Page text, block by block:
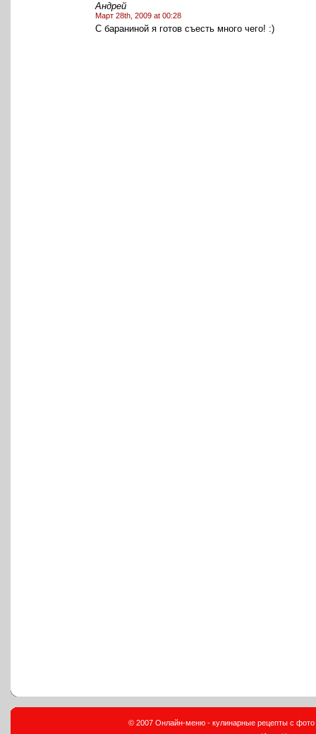
Андрей
Март 28th, 2009 at 00:28
С бараниной я готов съесть много чего! :)
© 2007 Онлайн-меню - кулинарные рецепты с фото